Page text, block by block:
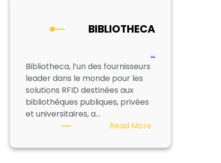
BIBLIOTHECA
…
Bibliotheca, l’un des fournisseurs
leader dans le monde pour les
solutions RFID destinées aux
bibliothèques publiques, privées
et universitaires, a…
Read More: